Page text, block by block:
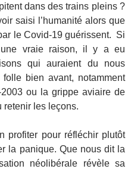
dans des trains pleins ?
saisi l’humanité alors que
le Covid-19 guérissent. Si
une vraie raison, il y a eu
qui auraient du nous
bien avant, notamment
2003 ou la grippe aviaire de
retenir les leçons.
profiter pour réfléchir plutôt
la panique. Que nous dit la
néolibérale révèle sa